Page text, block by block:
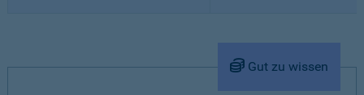
Gut zu wissen